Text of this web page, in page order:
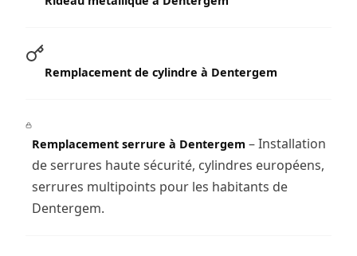
Remplacement de cylindre à Dentergem
Remplacement serrure à Dentergem – Installation
de serrures haute sécurité, cylindres européens,
serrures multipoints pour les habitants de
Dentergem.